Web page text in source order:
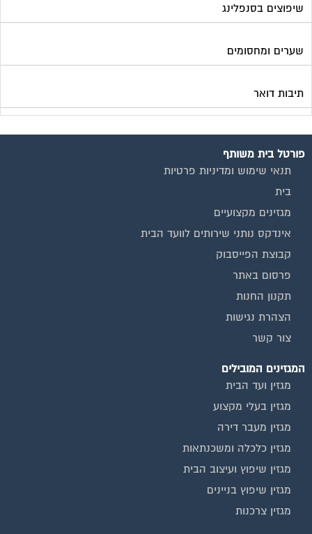
שיפוצים בסנפלינג
שערים ומחסומים
תיבות דואר
פורטל בית משותף
תנאי שימוש ומדיניות פרטיות
בית
מגזינים מקצועיים
אינדקס נותני שירותים לוועד הבית
קבוצת הפייסבוק
פרסום באתר
תקנון החנות
הצהרת נגישות
צור קשר
המגזינים המובילים
מגזין ועד הבית
מגזין בעלי מקצוע
מגזין מעבר דירה
מגזין כלכלה ומשכנתאות
מגזין שיפוץ ועיצוב הבית
מגזין שיפוץ בניינים
מגזין צרכנות